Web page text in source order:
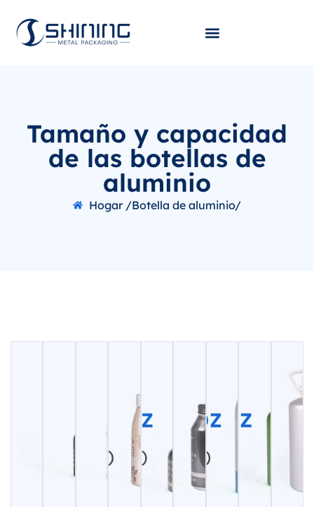
Tamaño y capacidad
de las botellas de
aluminio
Hogar /Botella de aluminio/